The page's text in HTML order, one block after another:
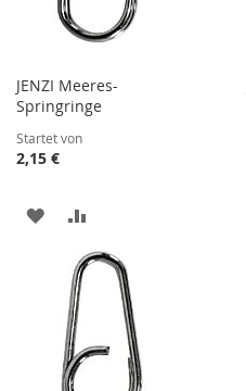
JENZI Meeres-
Springringe
Startet von
2,15 €
ZUR
WUNSCHLISTE
HINZUFÜGEN
VERGLEICHSLISTE
HINZUFÜGEN